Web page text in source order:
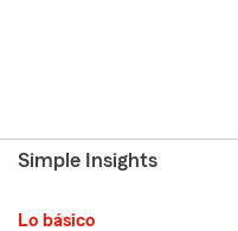
Simple Insights
Lo básico